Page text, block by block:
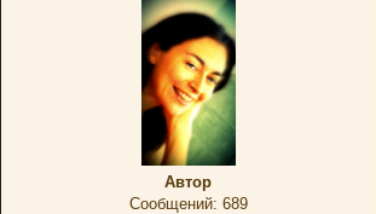
Автор
Сообщений: 689